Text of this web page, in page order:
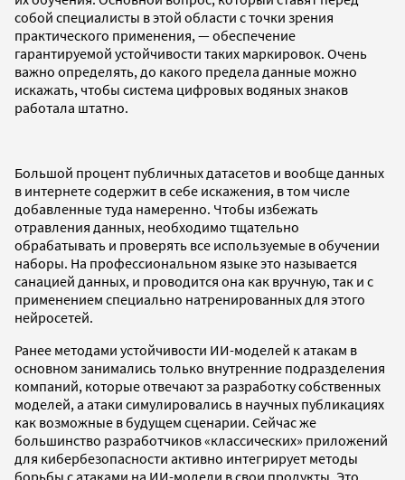
собой специалисты в этой области с точки зрения
практического применения, — обеспечение
гарантируемой устойчивости таких маркировок. Очень
важно определять, до какого предела данные можно
искажать, чтобы система цифровых водяных знаков
работала штатно.
Большой процент публичных датасетов и вообще данных
в интернете содержит в себе искажения, в том числе
добавленные туда намеренно. Чтобы избежать
отравления данных, необходимо тщательно
обрабатывать и проверять все используемые в обучении
наборы. На профессиональном языке это называется
санацией данных, и проводится она как вручную, так и с
применением специально натренированных для этого
нейросетей.
Ранее методами устойчивости ИИ-моделей к атакам в
основном занимались только внутренние подразделения
компаний, которые отвечают за разработку собственных
моделей, а атаки симулировались в научных публикациях
как возможные в будущем сценарии. Сейчас же
большинство разработчиков «классических» приложений
для кибербезопасности активно интегрирует методы